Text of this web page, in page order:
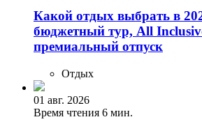
Какой отдых выбрать в
бюджетный тур, All
премиальный отпуск
Отдых
01 авг. 2026
Время чтения 6 мин.